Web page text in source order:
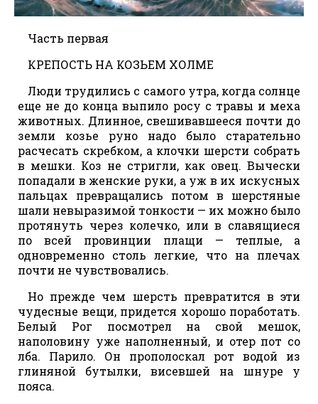
Часть первая
КРЕПОСТЬ НА КОЗЬЕМ ХОЛМЕ
Люди трудились с самого утра, когда солнце
еще не до конца выпило росу с травы и меха
животных. Длинное, свешивавшееся почти до
земли козье руно надо было старательно
расчесать скребком, а клочки шерсти собрать
в мешки. Коз не стригли, как овец. Вычески
попадали в женские руки, а уж в их искусных
пальцах превращались потом в шерстяные
шали невыразимой тонкости — их можно было
протянуть через колечко, или в славящиеся
по всей провинции плащи — теплые, а
одновременно столь легкие, что на плечах
почти не чувствовались.
Но прежде чем шерсть превратится в эти
чудесные вещи, придется хорошо поработать.
Белый Рог посмотрел на свой мешок,
наполовину уже наполненный, и отер пот со
лба. Парило. Он прополоскал рот водой из
глиняной бутылки, висевшей на шнуре у
пояса.